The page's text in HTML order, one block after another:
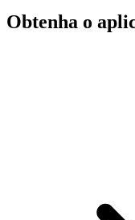
Obtenha o